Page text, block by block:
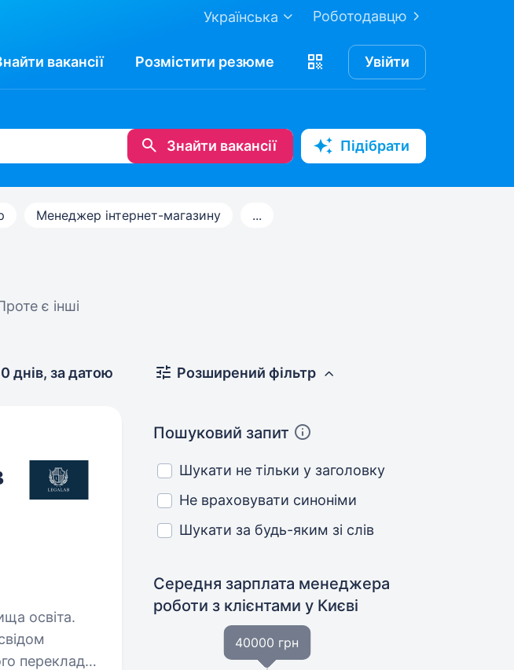
Роботодавцю
Українська
вакансії Розмістити резюме Увійти
Знайти вакансії Підібрати
Менеджер інтернет-магазину ...
є інші
днів, за датою
освіта.
перекладу,
Розширений фільтр
Пошуковий запит
Шукати не тільки у заголовку
Не враховувати синоніми
Шукати за будь-яким зі слів
Середня зарплата менеджера
роботи з клієнтамиу Києві
40000 грн